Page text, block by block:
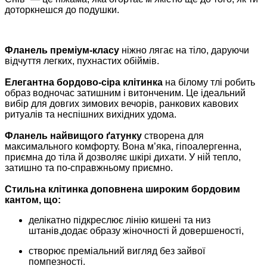
доторкнешся до подушки.
Фланель преміум-класу ніжно лягає на тіло, даруючи
відчуття легких, пухнастих обіймів.
Елегантна бордово-сіра клітинка на білому тлі робить
образ водночас затишним і витонченим. Це ідеальний
вибір для довгих зимових вечорів, ранкових кавових
ритуалів та неспішних вихідних удома.
Фланель найвищого ґатунку створена для
максимального комфорту. Вона м’яка, гіпоалергенна,
приємна до тіла й дозволяє шкірі дихати. У ній тепло,
затишно та по-справжньому приємно.
Стильна клітинка доповнена широким бордовим
кантом, що:
делікатно підкреслює лінію кишені та низ
штанів,додає образу жіночності й довершеності,
створює преміальний вигляд без зайвої
помпезності.